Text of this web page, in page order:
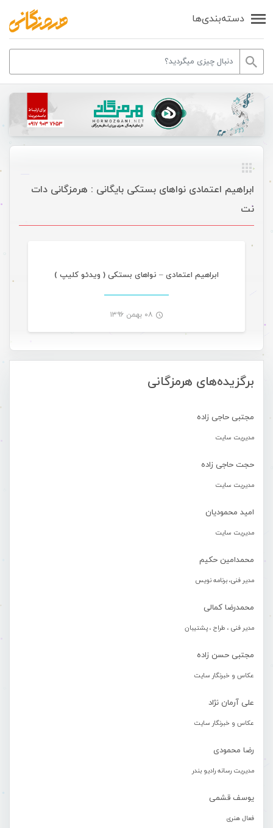
دسته‌بندی‌ها
برگزیده‌های هرمزگانی
مجتبی حاجی زاده
مدیریت سایت
حجت حاجی زاده
مدیریت سایت
امید محمودیان
مدیریت سایت
محمدامین حکیم
مدیر فنی، برنامه نویس
محمدرضا کمالی
مدیر فنی ، طراح ، پشتیبان
مجتبی حسن زاده
عکاس و خبرنگار سایت
علی آرمان نژاد
عکاس و خبرنگار سایت
رضا محمودی
مدیریت رسانه رادیو بندر
یوسف قشمی
فعال هنری
ابراهیم اعتمادی نواهای بستکی بایگانی : هرمزگانی دات
نت
ابراهیم اعتمادی – نواهای بستکی ( ویدئو کلیپ )
۰۸ بهمن ۱۳۹۶